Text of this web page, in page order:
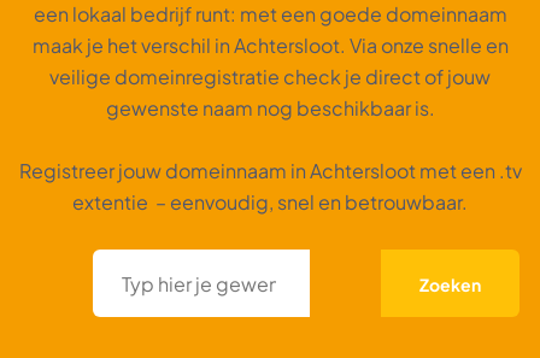
een lokaal bedrijf runt: met een goede domeinnaam
maak je het verschil in Achtersloot. Via onze snelle en
veilige domeinregistratie check je direct of jouw
gewenste naam nog beschikbaar is.
Registreer jouw domeinnaam in Achtersloot met een .tv
extentie – eenvoudig, snel en betrouwbaar.
Zoeken